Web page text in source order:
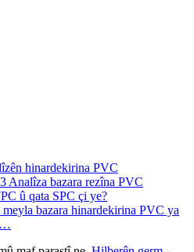
hinardekirina PVC
Analîza bazara rezîna PVC
û qata SPC çi ye?
bazara hinardekirina PVC ya